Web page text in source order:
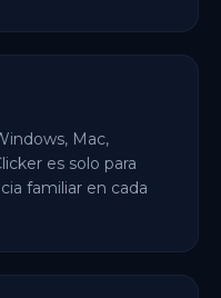
Mac,
es solo para
familiar en cada